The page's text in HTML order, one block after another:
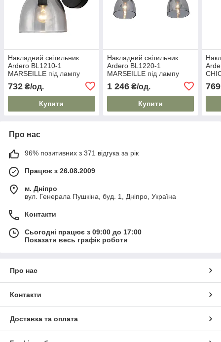
Накладний світильник
Ardero BL1210-1
MARSEILLE під лампу
732 ₴/од.
Купити
Накладний світильник
Ardero BL1220-1
MARSEILLE під лампу
1 246₴/од.
Купити
769
Про нас
96% позитивних з 371 відгука за рік
Працює з 26.08.2009
м. Дніпро
вул. Генерала Пушкіна, буд. 1, Дніпро, Україна
Контакти
Сьогодні працює з 09:00 до 17:00
Показати весь графік роботи
Про нас
Контакти
Доставка та оплата